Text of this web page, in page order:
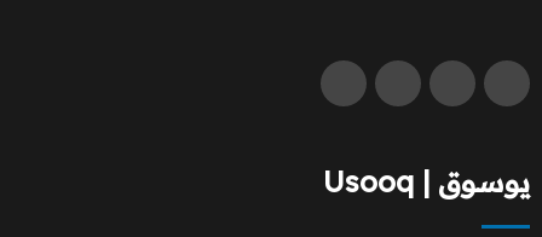
يوسوق | Usooq